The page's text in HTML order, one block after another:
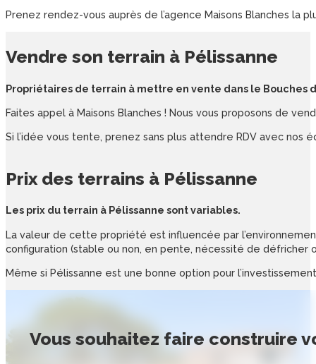
Prenez rendez-vous auprès de l’agence Maisons Blanches la
Vendre son terrain à Pélissanne
Propriétaires de terrain à mettre en vente dans le Bouches
Faites appel à Maisons Blanches ! Nous vous proposons de
Si l’idée vous tente, prenez sans plus attendre RDV avec nos
Prix des terrains à Pélissanne
Les prix du terrain à Pélissanne sont variables.
La valeur de cette propriété est influencée par
configuration (stable ou non, en pente, nécessité de défricher
Même si Pélissanne est une bonne option pour
Vous souhaitez faire construire